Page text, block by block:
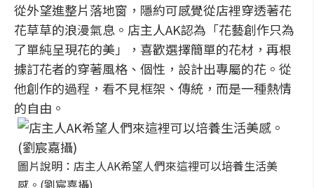
從外望進整片落地窗，隱約可感覺從店裡穿透著花
花草草的浪漫氣息。店主人AK認為「花藝創作只為
了單純呈現花的美」，喜歡選擇簡單的花材，再根
據訂花者的穿著風格、個性，設計出專屬的花。從
他創作的過程，看不見框架、傳統，而是一種熱情
的自由。
圖片說明：店主人AK希望人們來這裡可以培養生活美
感。(劉宸嘉攝)